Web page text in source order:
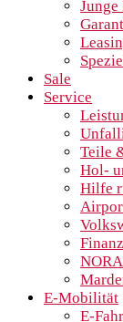
Junge
Sale
Service
Teile
Hol-
Hilfe
E-Mobilität
E-